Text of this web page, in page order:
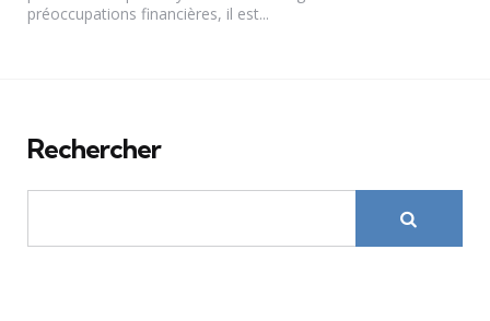
préoccupations financières, il est...
Rechercher